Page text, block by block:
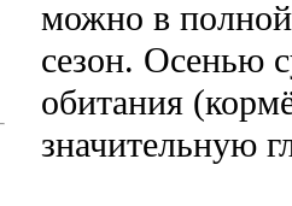
можно в
сезон. Осенью
обитания
значительную